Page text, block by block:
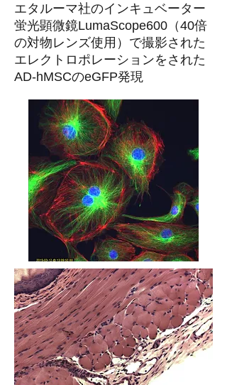
エタルーマ社のインキュベーター
蛍光顕微鏡LumaScope600（40倍
の対物レンズ使用）で撮影された
エレクトロポレーションをされた
AD-hMSCのeGFP発現